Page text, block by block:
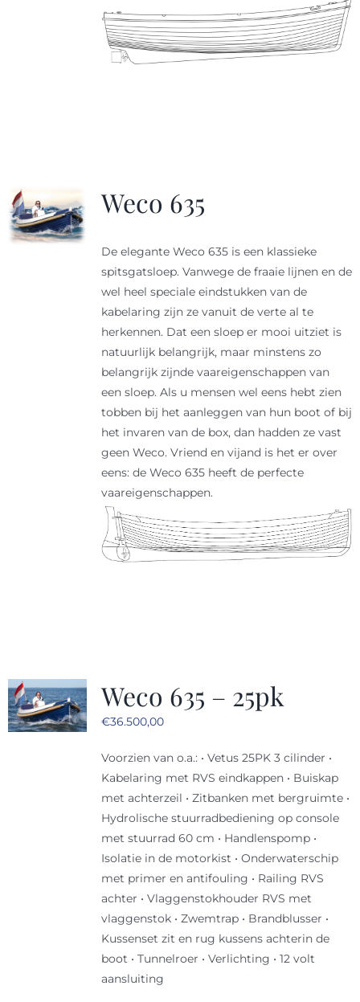
Weco 635
De elegante Weco 635 is een klassieke
spitsgatsloep. Vanwege de fraaie lijnen en de
wel heel speciale eindstukken van de
kabelaring zijn ze vanuit de verte al te
herkennen. Dat een sloep er mooi uitziet is
natuurlijk belangrijk, maar minstens zo
belangrijk zijnde vaareigenschappen van
een sloep. Als u mensen wel eens hebt zien
tobben bij het aanleggen van hun boot of bij
het invaren van de box, dan hadden ze vast
geen Weco. Vriend en vijand is het er over
eens: de Weco 635 heeft de perfecte
vaareigenschappen.
Weco 635 – 25pk
€36.500,00
Voorzien van o.a.: • Vetus 25PK 3 cilinder •
Kabelaring met RVS eindkappen • Buiskap
met achterzeil • Zitbanken met bergruimte •
Hydrolische stuurradbediening op console
met stuurrad 60 cm • Handlenspomp •
Isolatie in de motorkist • Onderwaterschip
met primer en antifouling • Railing RVS
achter • Vlaggenstokhouder RVS met
vlaggenstok • Zwemtrap • Brandblusser •
Kussenset zit en rug kussens achterin de
boot • Tunnelroer • Verlichting • 12 volt
aansluiting